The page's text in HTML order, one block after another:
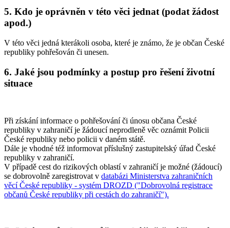
5. Kdo je oprávněn v této věci jednat (podat žádost
apod.)
V této věci jedná kterákoli osoba, které je známo, že je občan České
republiky pohřešován či unesen.
6. Jaké jsou podmínky a postup pro řešení životní
situace
Při získání informace o pohřešování či únosu občana České
republiky v zahraničí je žádoucí neprodleně věc oznámit Policii
České republiky nebo policii v daném státě.
Dále je vhodné též informovat příslušný zastupitelský úřad České
republiky v zahraničí.
V případě cest do rizikových oblastí v zahraničí je možné (žádoucí)
se dobrovolně zaregistrovat v databázi Ministerstva zahraničních
věcí České republiky - systém DROZD ("Dobrovolná registrace
občanů České republiky při cestách do zahraničí").